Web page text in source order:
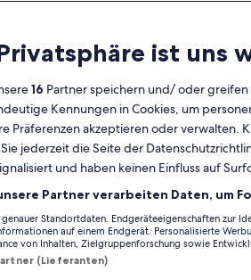
Derzeit
die
Monate
August
2026
und
September
angezeigt.
MoMontag
DiDienstag
MiMittwoch
DoDonnerstag
Fr Freitag
Sa
3 4 5 6 7 8 9
10 11 12
inspirieren und finde genau das,
offenlässt, wie WLAN und einen
Angebot mit allerlei Optionen
ist uns
16 Partner speichern und/ oder
Kennungen in Cookies, um
Präferenzen akzeptieren oder verwalten.
jederzeit die Seite der
und haben keinen Einfluss auf
Partner verarbeiten Daten, um
Standortdaten. Endgeräteeigenschaften zur
auf einem Endgerät. Personalisierte
von Inhalten, Zielgruppenforschung sowie
(Lieferanten)